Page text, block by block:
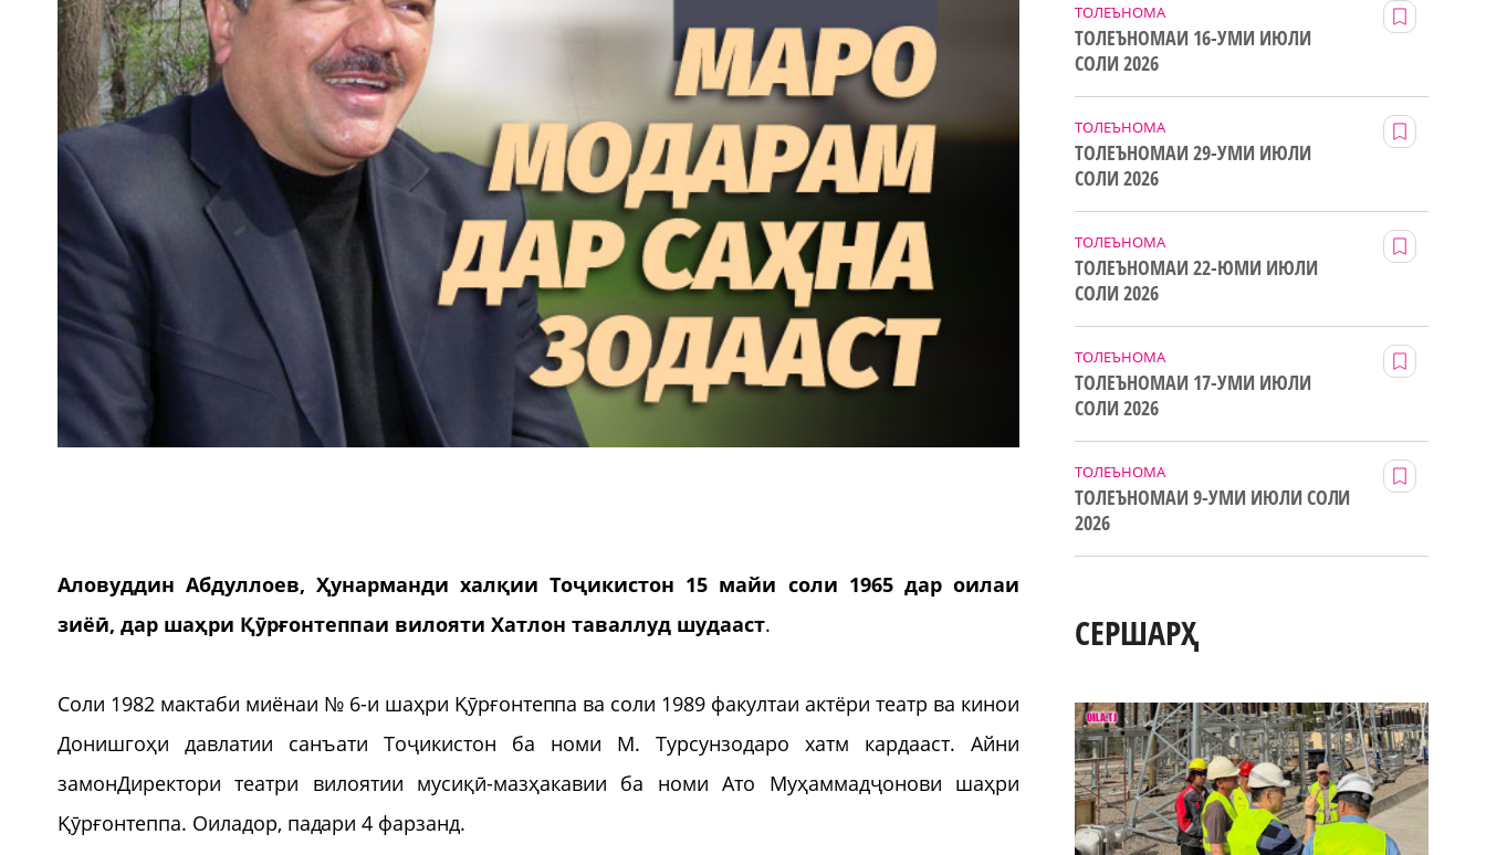
Аловуддин Абдуллоев, Ҳунарманди халқии Тоҷикистон 15 майи соли 1965 дар оилаи
зиёӣ, дар шаҳри Қӯрғонтеппаи вилояти Хатлон таваллуд шудааст.
Соли 1982 мактаби миёнаи № 6-и шаҳри Қӯрғонтеппа ва соли 1989 факултаи актёри театр ва кинои
Донишгоҳи давлатии санъати Тоҷикистон ба номи М. Турсунзодаро хатм кардааст. Айни
замонДиректори театри вилоятии мусиқӣ-мазҳакавии ба номи Ато Муҳаммадҷонови шаҳри
Қӯрғонтеппа. Оиладор, падари 4 фарзанд.
ТОЛЕЪНОМА
ТОЛЕЪНОМАИ 16-УМИ ИЮЛИ
СОЛИ 2026
ТОЛЕЪНОМА
ТОЛЕЪНОМАИ 29-УМИ ИЮЛИ
СОЛИ 2026
ТОЛЕЪНОМА
ТОЛЕЪНОМАИ 22-ЮМИ ИЮЛИ
СОЛИ 2026
ТОЛЕЪНОМА
ТОЛЕЪНОМАИ 17-УМИ ИЮЛИ
СОЛИ 2026
ТОЛЕЪНОМА
ТОЛЕЪНОМАИ 9-УМИ ИЮЛИ СОЛИ
2026
СЕРШАРҲ